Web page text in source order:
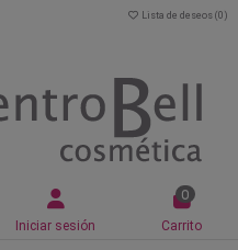
Lista de deseos (0 )
Iniciar sesión
0
Carrito